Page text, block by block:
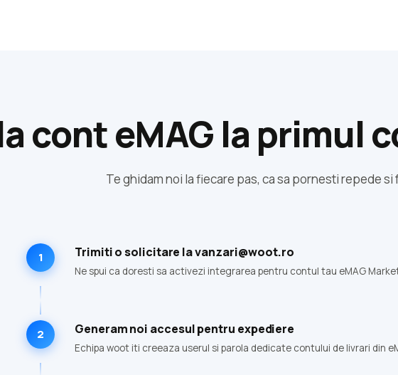
cont eMAG la primul
Te ghidam noi la fiecare pas, ca sa pornesti repede si
1 Trimiti o solicitare la vanzari@woot.ro
Ne spui ca doresti sa activezi integrarea pentru contul tau eMAG
2 Generam noi accesul pentru expediere
Echipa woot iti creeaza userul si parola dedicate contului de livrari din